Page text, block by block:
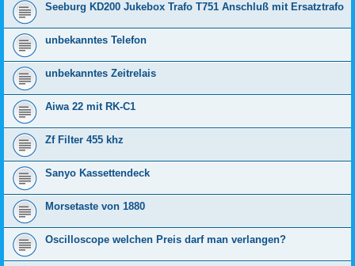
Seeburg KD200 Jukebox Trafo T751 Anschluß mit Ersatztrafo
unbekanntes Telefon
unbekanntes Zeitrelais
Aiwa 22 mit RK-C1
Zf Filter 455 khz
Sanyo Kassettendeck
Morsetaste von 1880
Oscilloscope welchen Preis darf man verlangen?